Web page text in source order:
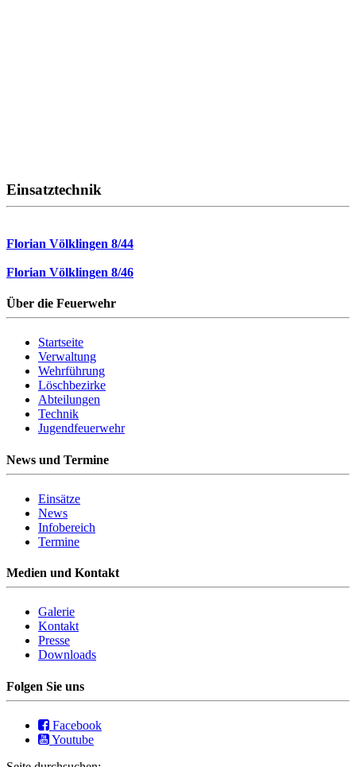
Einsatztechnik
Florian Völklingen 8/44
Florian Völklingen 8/46
Über die Feuerwehr
Startseite
Verwaltung
Wehrführung
Löschbezirke
Abteilungen
Technik
Jugendfeuerwehr
News und Termine
Einsätze
News
Infobereich
Termine
Medien und Kontakt
Galerie
Kontakt
Presse
Downloads
Folgen Sie uns
Facebook
Youtube